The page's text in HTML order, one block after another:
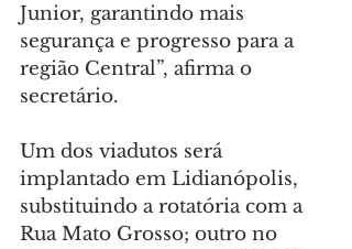
Junior, garantindo mais
segurança e progresso para a
região Central”, afirma o
secretário.
Um dos viadutos será
implantado em Lidianópolis,
substituindo a rotatória com a
Rua Mato Grosso; outro no